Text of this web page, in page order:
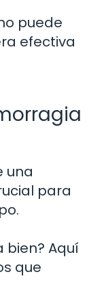
puede
efectiva
una
para
bien? Aquí
que